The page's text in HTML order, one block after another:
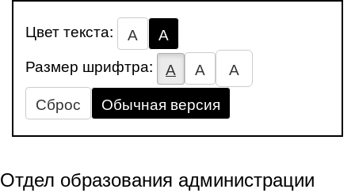
Цвет текста: А
А
Размер шрифтра:
А А
А
Сброс
Обычная версия
Отдел образования администрации